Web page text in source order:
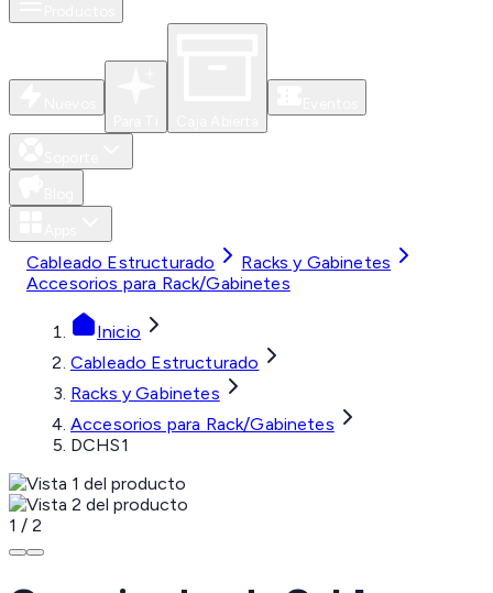
Cableado Estructurado
Racks y Gabinetes
Accesorios para Rack/Gabinetes
Inicio
Cableado Estructurado
Racks y Gabinetes
Accesorios para Rack/Gabinetes
DCHS1
1 / 2